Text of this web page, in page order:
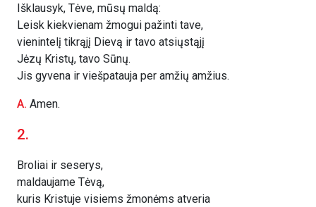
Išklausyk, Tėve, mūsų maldą:
Leisk kiekvienam žmogui pažinti tave,
vienintelį tikrąjį Dievą ir tavo atsiųstąjį
Jėzų Kristų, tavo Sūnų.
Jis gyvena ir viešpatauja per amžių amžius.
A. Amen.
2.
Broliai ir seserys,
maldaujame Tėvą,
kuris Kristuje visiems žmonėms atveria